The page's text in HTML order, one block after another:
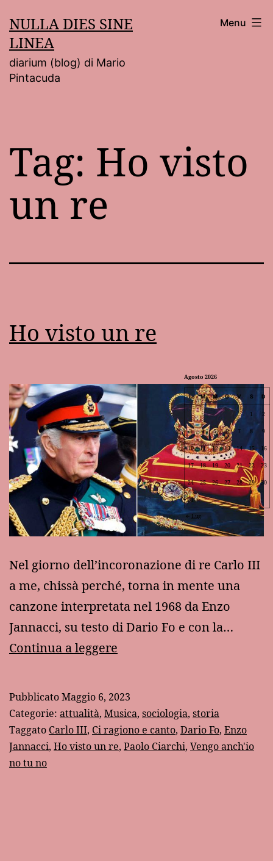
al
contenuto
NULLA DIES SINE
LINEA
diarium (blog) di Mario
Pintacuda
Menu
Tag: Ho visto
un re
Ho visto un re
Nel giorno dell’incoronazione di re Carlo III
a me, chissà perché, torna in mente una
canzone interpretata nel 1968 da Enzo
Jannacci, su testo di Dario Fo e con la…
Continua a leggere
re
PubblicatoMaggio 6, 2023
Categorie: attualità, Musica, sociologia, storia
Taggato Carlo III, Ci ragiono e canto, Dario Fo, Enzo
Jannacci, Ho visto un re, Paolo Ciarchi, Vengo anch'io
no tu no
Agosto 2026
L M M G V S D
1 2
3 4 5 6 7 8 9
10 11 12 13 14 15 16
17 18 19 20 21 22 23
24 25 26 27 28 29 30
31
Lug